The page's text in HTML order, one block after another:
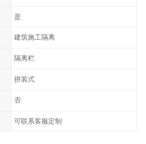
是
建筑施工隔离
隔离栏
拼装式
否
可联系客服定制